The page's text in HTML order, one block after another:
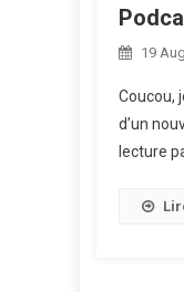
19
Coucou,
d’un
lecture